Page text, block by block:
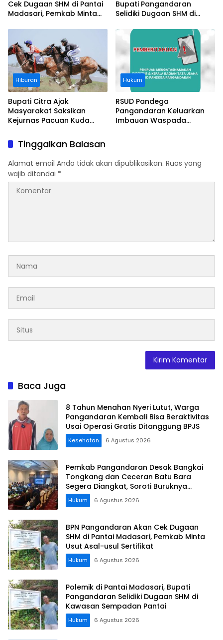
Cek Dugaan SHM di Pantai
Madasari, Pemkab Minta
Bupati Pangandaran
Selidiki Dugaan SHM di
Pantai
Hiburan
Bupati Citra Ajak
Masyarakat Saksikan
Kejurnas Pacuan Kuda
Legokjawa
Hukum
RSUD Pandega
Pangandaran Keluarkan
Imbauan Waspada
Tinggalkan Balasan
Alamat email Anda tidak akan dipublikasikan. Ruas yang
wajib ditandai *
Baca Juga
8 Tahun Menahan Nyeri Lutut, Warga
Pangandaran Kembali Bisa Beraktivitas
Usai Operasi Gratis Ditanggung BPJS
Kesehatan 6 Agustus 2026
Pemkab Pangandaran Desak Bangkai
Tongkang dan Ceceran Batu Bara
Segera Diangkat, Soroti Buruknya
Koordinasi Perusahaan
Hukum 6 Agustus 2026
BPN Pangandaran Akan Cek Dugaan
SHM di Pantai Madasari, Pemkab Minta
Usut Asal-usul Sertifikat
Hukum 6 Agustus 2026
Polemik di Pantai Madasari, Bupati
Pangandaran Selidiki Dugaan SHM di
Kawasan Sempadan Pantai
Hukum 6 Agustus 2026